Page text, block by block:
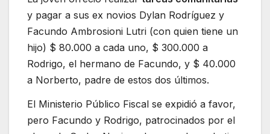
y pagar a sus ex novios Dylan Rodríguez y
Facundo Ambrosioni Lutri (con quien tiene un
hijo) $ 80.000 a cada uno, $ 300.000 a
Rodrigo, el hermano de Facundo, y $ 40.000
a Norberto, padre de estos dos últimos.
El Ministerio Público Fiscal se expidió a favor,
pero Facundo y Rodrigo, patrocinados por el